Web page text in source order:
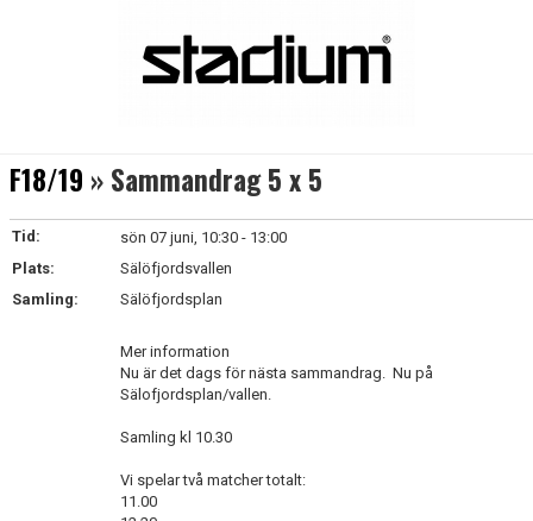
DOKUMENT
F18/19 » Sammandrag 5 x 5
Tid:
sön 07 juni, 10:30 - 13:00
Plats:
Sälöfjordsvallen
Samling:
Sälöfjordsplan
Mer information
Nu är det dags för nästa sammandrag. Nu på
Sälofjordsplan/vallen.
Samling kl 10.30
Vi spelar två matcher totalt:
11.00